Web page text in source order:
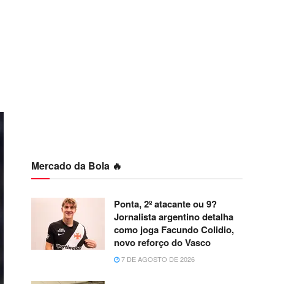
Mercado da Bola 🔥
Ponta, 2º atacante ou 9?
Jornalista argentino detalha
como joga Facundo Colidio,
novo reforço do Vasco
7 DE AGOSTO DE 2026